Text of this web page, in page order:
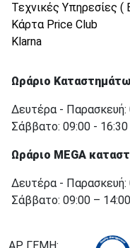
Τεχνικές Υπηρεσίες (
Κάρτα Price Club
Klarna
Ωράριο
Δευτέρα - Παρασκευή:
Σάββατο: 09:00 - 16:30
Ωράριο MEGA
Δευτέρα - Παρασκευή:
Σάββατο: 09:00 – 14:00